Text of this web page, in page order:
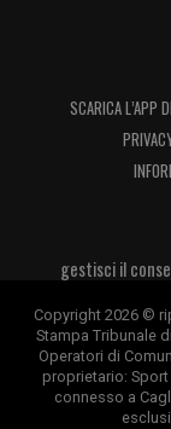
SCARICA L’APP
gestisci il
Copyright 2026 ©
Stampa Tribunale
Operatori di
proprietario:
connesso a